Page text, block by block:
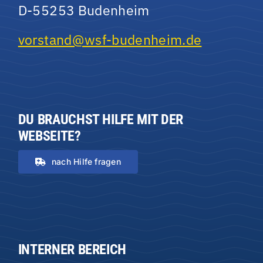
D-55253 Budenheim
vorstand@wsf-budenheim.de
DU BRAUCHST HILFE MIT DER
WEBSEITE?
nach Hilfe fragen
INTERNER BEREICH